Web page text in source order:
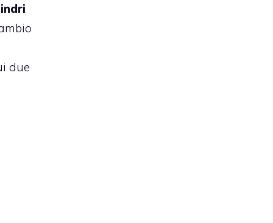
due